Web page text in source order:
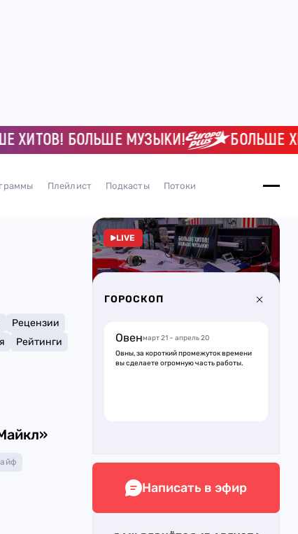
БОЛЬШЕ МУЗЫКИ! БОЛЬШЕ
Плейлист Подкасты Потоки
Рецензии
Рейтинги
LIVE
ГОРОСКОП
Овенмарт 21 – апрель 20
Овны, за короткий промежуток времени
вы сделаете огромную часть работы.
Написать в эфир